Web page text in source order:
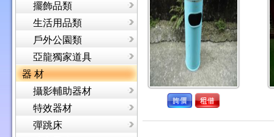
擺飾品類
生活用品類
戶外公園類
亞龍獨家道具
器 材
攝影輔助器材
特效器材
彈跳床